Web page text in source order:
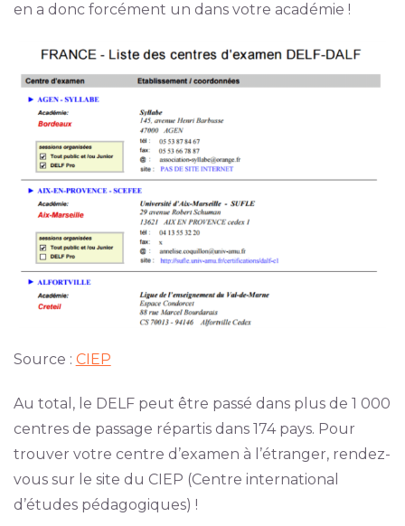
en a donc forcément un dans votre académie !
Source : CIEP
Au total, le DELF peut être passé dans plus de 1 000
centres de passage répartis dans 174 pays. Pour
trouver votre centre d’examen à l’étranger, rendez-
vous sur le site du CIEP (Centre international
d’études pédagogiques) !